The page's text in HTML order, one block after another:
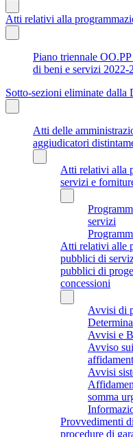
Atti relativi alla
Piano triennale
di beni e servizi 2022-
Sotto-sezioni eliminate dalla
Atti delle
aggiudicatori
Atti relativi alla
servizi e
servizi
Atti relativi alle
pubblici di
pubblici di
concessioni
Avvisi di
Avvisi e
Avviso
Avvisi
somma
Provvedimenti
procedure di